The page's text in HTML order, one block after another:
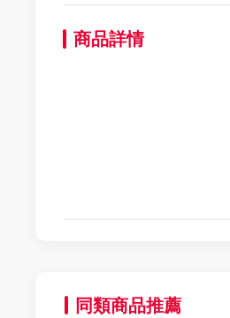
商品詳情
同類商品推薦